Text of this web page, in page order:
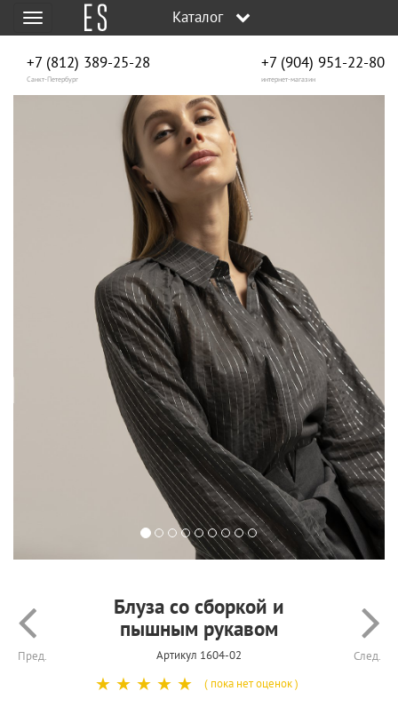
Меню Каталог
+7 (812) 389-25-28
Санкт-Петербург
+7 (904) 951‑22‑80
интернет-магазин
Пред.
Блуза со сборкой и
пышным рукавом
Артикул 1604-02 След.
☆
☆
☆
☆
☆ ( пока нет оценок )